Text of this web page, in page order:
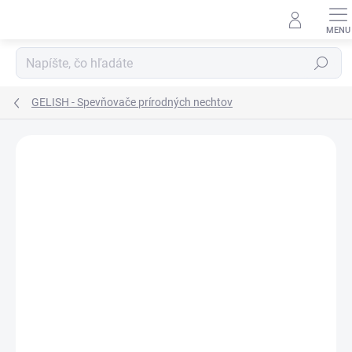
Hľadať
GELISH - Spevňovače prírodných nechtov